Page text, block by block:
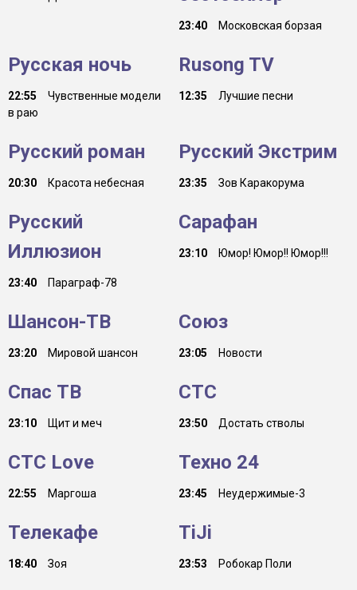
23:40 Московская борзая
Русская ночь
22:55
Чувственные модели
в раю
Rusong TV
12:35 Лучшие песни
Русский роман
20:30 Красота небесная
Русский Экстрим
23:35 Зов Каракорума
Русский
Иллюзион
23:40 Параграф-78
Сарафан
23:10 Юмор! Юмор!! Юмор!!!
Шансон-TB
23:20 Мировой шансон
Союз
23:05 Новости
Спас ТВ
23:10 Щит и меч
СТС
23:50 Достать стволы
СТС Love
22:55 Маргоша
Техно 24
23:45 Неудержимые-3
Телекафе
18:40 Зоя
TiJi
23:53 Робокар Поли